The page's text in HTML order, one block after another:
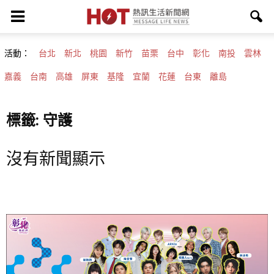
活動： 台北 新北 桃園 新竹 苗栗 台中 彰化 南投 雲林
嘉義 台南 高雄 屏東 基隆 宜蘭 花蓮 台東 離島
標籤: 守護
沒有新聞顯示